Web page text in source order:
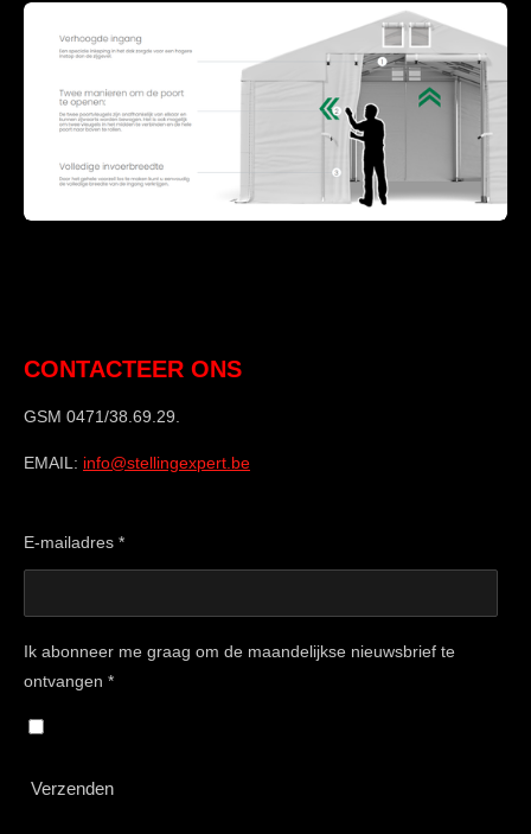
CONTACTEER ONS
GSM 0471/38.69.29.
EMAIL: info@stellingexpert.be
E-mailadres *
Ik abonneer me graag om de maandelijkse nieuwsbrief te
ontvangen *
Verzenden